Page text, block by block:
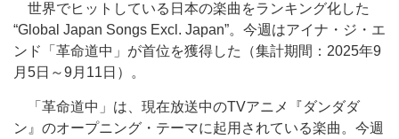
世界でヒットしている日本の楽曲をランキング化した
“Global Japan Songs Excl. Japan”。今週はアイナ・ジ・エ
ンド「革命道中」が首位を獲得した（集計期間：2025年9
月5日～9月11日）。
「革命道中」は、現在放送中のTVアニメ『ダンダダ
ン』のオープニング・テーマに起用されている楽曲。今週